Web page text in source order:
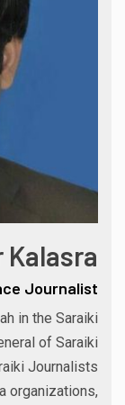
Kalasra
Journalist
in the Saraiki
of Saraiki
Journalists
organizations,